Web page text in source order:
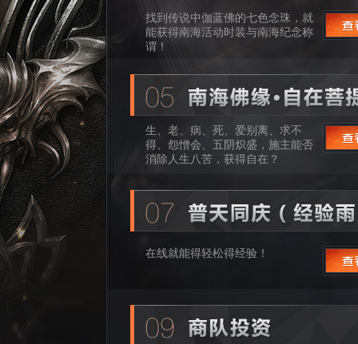
找到传说中伽蓝佛的七色念珠，就
能获得南海活动时装与南海纪念称
谓！
生、老、病、死、爱别离、求不
得、怨憎会、五阴炽盛，施主能否
消除人生八苦，获得自在？
在线就能得轻松得经验！